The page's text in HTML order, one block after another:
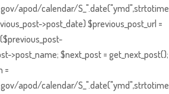
apod/calendar/
>post_date) $previous_post_url =
>post_name; $next_post = get_next_post();
=
apod/calendar/